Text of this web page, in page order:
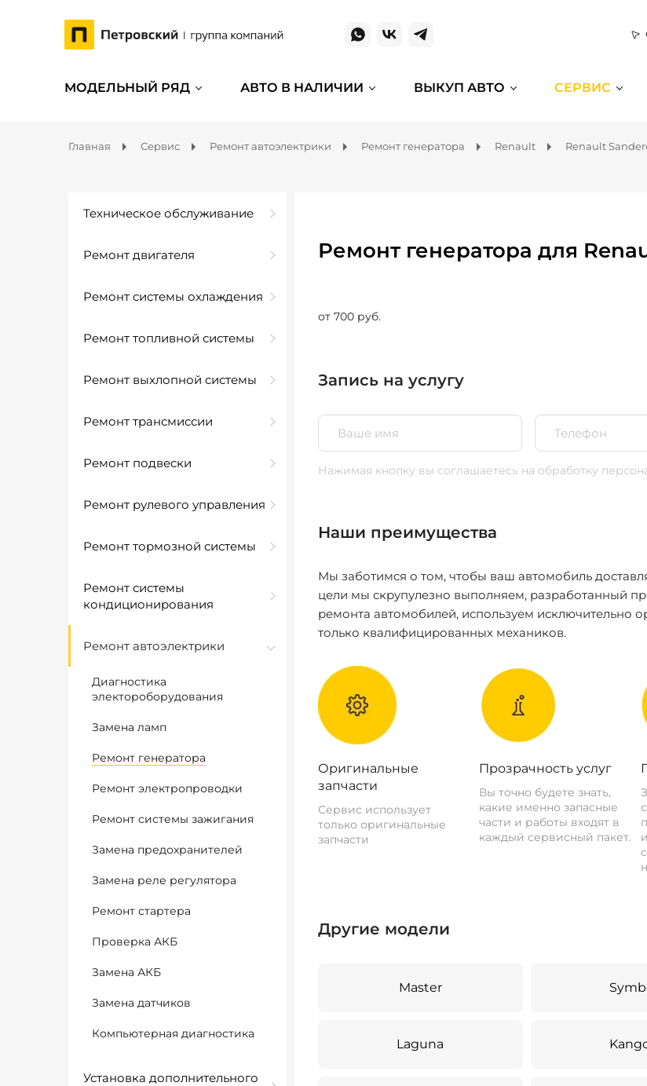
МОДЕЛЬНЫЙ РЯД АВТО В НАЛИЧИИ ВЫКУП АВТО СЕРВИС
Главная Сервис Ремонт автоэлектрики Ремонт генератора Renault Renault
Техническое обслуживание
Ремонт двигателя
Ремонт системы охлаждения
Ремонт топливной системы
Ремонт выхлопной системы
Ремонт трансмиссии
Ремонт подвески
Ремонт рулевого управления
Ремонт тормозной системы
Ремонт системы
кондиционирования
Ремонт автоэлектрики
Диагностика
электороборудования
Замена ламп
Ремонт генератора
Ремонт электропроводки
Ремонт системы зажигания
Замена предохранителей
Замена реле регулятора
Ремонт стартера
Проверка АКБ
Замена АКБ
Замена датчиков
Компьютерная диагностика
Установка дополнительного
Ремонт генератора для
от 700 руб.
Запись на услугу
Нажимая кнопку вы соглашаетесь на обработку
Наши преимущества
Мы заботимся о том, чтобы ваш автомобиль
цели мы скрупулезно выполняем, разработанный
ремонта автомобилей, используем исключительно
только квалифицированных механиков.
Оригинальные
запчасти
Сервис использует
только оригинальные
запчасти
Прозрачность услуг
Вы точно будете знать,
какие именно запасные
части и работы входят в
каждый сервисный пакет.
Другие модели
Master
Laguna